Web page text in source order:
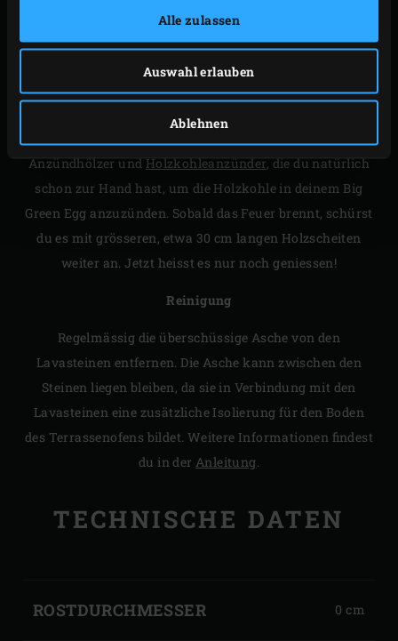
Alle zulassen
Auswahl erlauben
Ablehnen
ANZÜNDEN UND
REINIGUNG
Anzünden
Anzündhölzer undHolzkohleanzünder, die du natürlich
schon zur Hand hast, um die Holzkohle in deinem Big
Green Egg anzuzünden. Sobald das Feuer brennt, schürst
du es mit grösseren, etwa 30 cm langen Holzscheiten
weiter an. Jetzt heisst es nur noch geniessen!
Reinigung
Regelmässig die überschüssige Asche von den
Lavasteinen entfernen. Die Asche kann zwischen den
Steinen liegen bleiben, da sie in Verbindung mit den
Lavasteinen eine zusätzliche Isolierung für den Boden
des Terrassenofens bildet. Weitere Informationen findest
du in der Anleitung
TECHNISCHE DATEN
GREEN
AM
ROSTDURCHMESSER 0 cm